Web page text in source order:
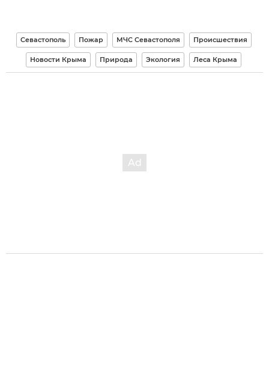
Севастополь Пожар МЧС Севастополя Происшествия
Новости Крыма Природа Экология Леса Крыма